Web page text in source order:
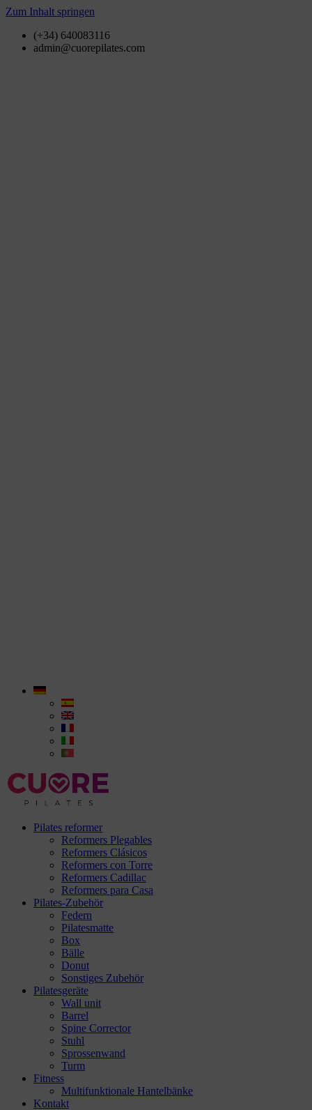
Zum Inhalt springen
(+34) 640083116
admin@cuorepilates.com
Pilates reformer
Reformers Plegables
Reformers Clásicos
Reformers con Torre
Reformers Cadillac
Reformers para Casa
Pilates-Zubehör
Federn
Pilatesmatte
Box
Bälle
Donut
Sonstiges Zubehör
Pilatesgeräte
Wall unit
Barrel
Spine Corrector
Stuhl
Sprossenwand
Turm
Fitness
Multifunktionale Hantelbänke
Kontakt